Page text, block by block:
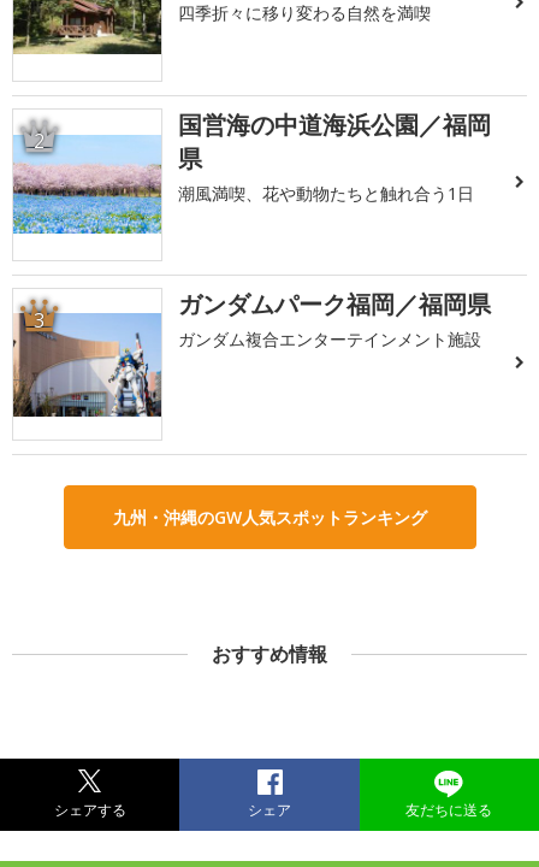
四季折々に移り変わる自然を満喫
2
国営海の中道海浜公園／福岡
県
潮風満喫、花や動物たちと触れ合う1日
3 ガンダムパーク福岡／福岡県
ガンダム複合エンターテインメント施設
九州・沖縄のGW人気スポットランキング
おすすめ情報
シェアする シェア 友だちに送る